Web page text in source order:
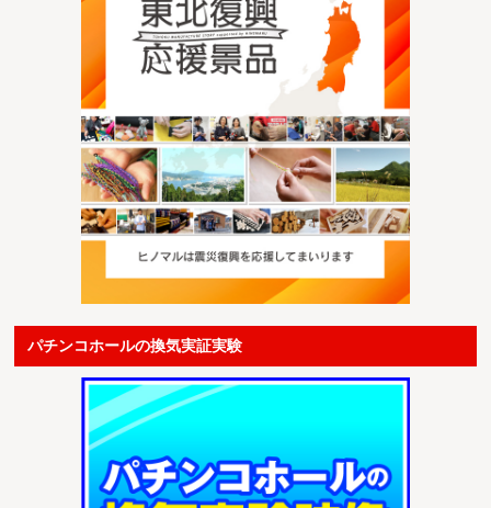
パチンコホールの換気実証実験